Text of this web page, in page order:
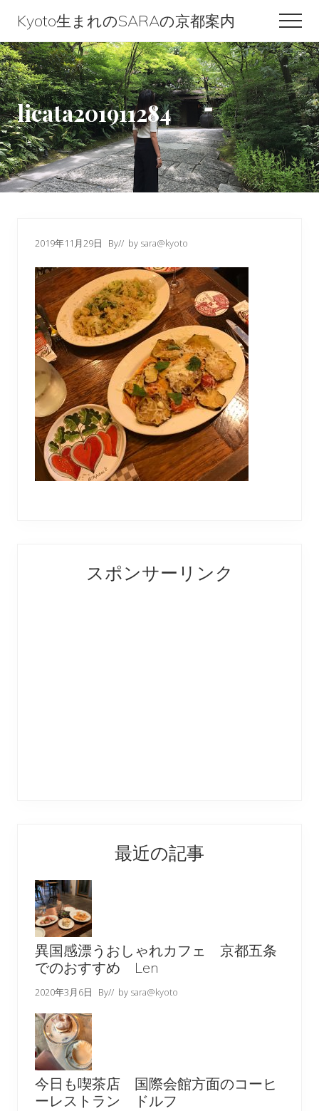
content
primary
sidebar
footer
Kyoto生まれのSARAの京都案内
Kyoto
生
ま
れ
の
SARA
の
licata201911284
2019年11月29日 By// by sara@kyoto
Interactions
Sidebarスポンサーリンク
最近の記事
異国感漂うおしゃれカフェ 京都五条
でのおすすめ Len
2020年3月6日 By// by sara@kyoto
今日も喫茶店 国際会館方面のコーヒ
ーレストラン ドルフ